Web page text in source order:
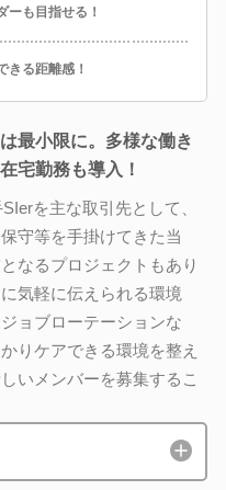
ーも目指せる！
きる距離感！
最小限に。多様な働き
宅勤務も導入！
を主な取引先として、
守等を手掛けてきた当
なるプロジェクトもあり
気軽に伝えられる環境
ョブローテーションな
りケアできる環境を整え
いメンバーを募集するこ